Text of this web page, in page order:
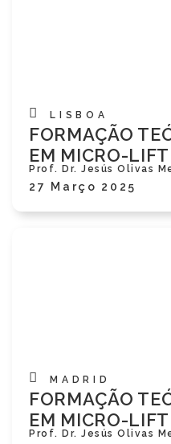
LISBOA
FORMAÇÃO
EM MICRO-LIFT
Prof. Dr. Jesús Olivas
27 Março 2025
MADRID
FORMAÇÃO
EM MICRO-LIFT
Prof. Dr. Jesús Olivas